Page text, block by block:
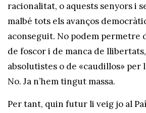
racionalitat, o aquests senyors i
malbé tots els avanços
aconseguit. No podem permetre
de foscor i de manca de
absolutistes o de «caudillos» per
No. Ja n’hem tingut massa.
Per tant, quin futur li veig jo al